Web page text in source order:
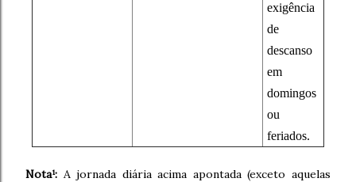
exigência
de
descanso
em
domingos
ou
feriados.
Nota¹: A jornada diária acima apontada (exceto aquelas